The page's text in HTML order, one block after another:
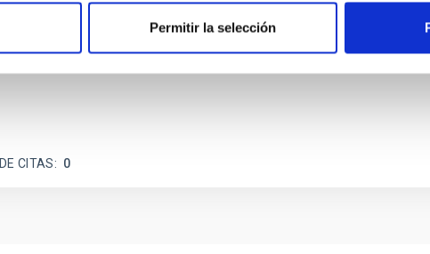
Permitir la selección
activity on habitability has garnered attention, the specific
largely unexplored. This study aims to fill this gap by
CITAS 0